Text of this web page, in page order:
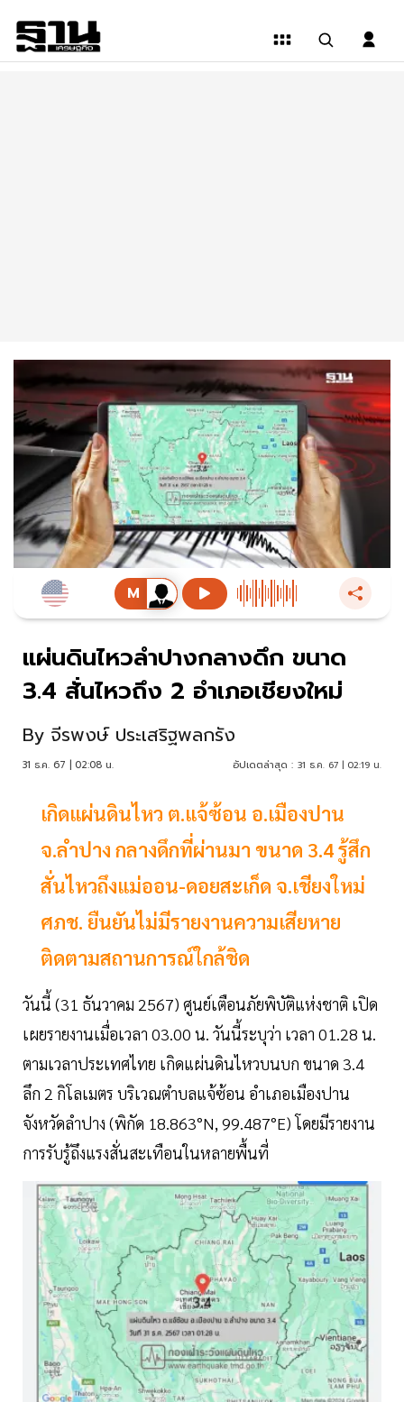
แผ่นดินไหวลำปางกลางดึก ขนาด
3.4 สั่นไหวถึง 2 อำเภอเชียงใหม่
By จีรพงษ์ ประเสริฐพลกรัง
31 ธ.ค. 67 | 02:08 น. อัปเดตล่าสุด : 31 ธ.ค. 67 | 02:19 น.
เกิดแผ่นดินไหว ต.แจ้ซ้อน อ.เมืองปาน
จ.ลำปาง กลางดึกที่ผ่านมา ขนาด 3.4 รู้สึก
สั่นไหวถึงแม่ออน-ดอยสะเก็ด จ.เชียงใหม่
ศภช. ยืนยันไม่มีรายงานความเสียหาย
ติดตามสถานการณ์ใกล้ชิด
วันนี้ (31 ธันวาคม 2567) ศูนย์เตือนภัยพิบัติแห่งชาติ เปิด
เผยรายงานเมื่อเวลา 03.00 น. วันนี้ระบุว่า เวลา 01.28 น.
ตามเวลาประเทศไทย เกิดแผ่นดินไหวบนบก ขนาด 3.4
ลึก 2 กิโลเมตร บริเวณตำบลแจ้ซ้อน อำเภอเมืองปาน
จังหวัดลำปาง (พิกัด 18.863°N, 99.487°E) โดยมีรายงาน
การรับรู้ถึงแรงสั่นสะเทือนในหลายพื้นที่